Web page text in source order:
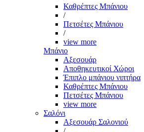
Καθρέπτες Μπάνιου
/
Πετσέτες Μπάνιου
/
view more
Μπάνιο
Αξεσουάρ
Αποθηκευτικοί Χώροι
Έπιπλο μπάνιου νιπτήρα
Καθρέπτες Μπάνιου
Πετσέτες Μπάνιου
view more
Σαλόνι
Αξεσουάρ Σαλονιού